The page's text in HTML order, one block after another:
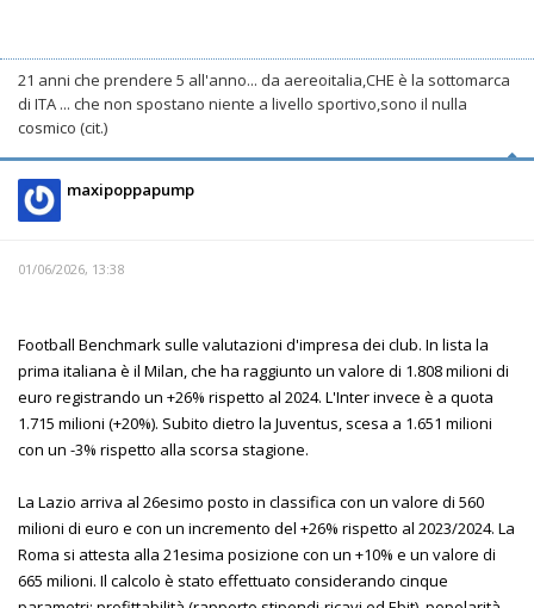
21 anni che prendere 5 all'anno... da aereoitalia,CHE è la sottomarca
di ITA ... che non spostano niente a livello sportivo,sono il nulla
cosmico (cit.)
maxipoppapump
01/06/2026, 13:38
Football Benchmark sulle valutazioni d'impresa dei club. In lista la
prima italiana è il Milan, che ha raggiunto un valore di 1.808 milioni di
euro registrando un +26% rispetto al 2024. L'Inter invece è a quota
1.715 milioni (+20%). Subito dietro la Juventus, scesa a 1.651 milioni
con un -3% rispetto alla scorsa stagione.
La Lazio arriva al 26esimo posto in classifica con un valore di 560
milioni di euro e con un incremento del +26% rispetto al 2023/2024. La
Roma si attesta alla 21esima posizione con un +10% e un valore di
665 milioni. Il calcolo è stato effettuato considerando cinque